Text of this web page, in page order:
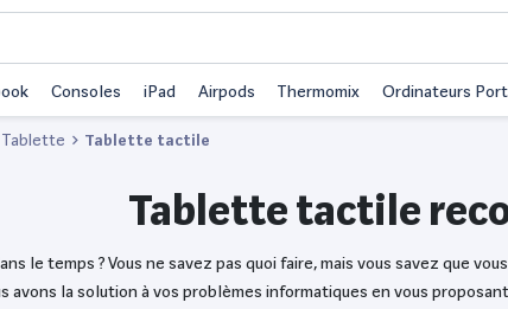
Consoles iPad Airpods Thermomix Ordinateurs
Tablette Tablette tactile
Tablette tactile
le temps ? Vous ne savez pas quoi faire, mais vous savez que
avons la solution à vos problèmes informatiques en vous